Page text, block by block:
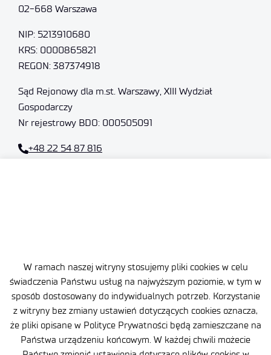
W ramach naszej witryny stosujemy pliki cookies w celu
świadczenia Państwu usług na najwyższym poziomie, w tym w
sposób dostosowany do indywidualnych potrzeb. Korzystanie
z witryny bez zmiany ustawień dotyczących cookies oznacza,
że pliki opisane w Polityce Prywatności będą zamieszczane na
Państwa urządzeniu końcowym. W każdej chwili możecie
02-668 Warszawa
NIP: 5213910680
KRS: 0000865821
REGON: 387374918
Sąd Rejonowy dla m.st. Warszawy, XIII Wydział
Gospodarczy
Nr rejestrowy BDO: 000505091
+48 22 54 87 816
Ważne informacje
Zamówienia publiczne
Wynajem powierzchni